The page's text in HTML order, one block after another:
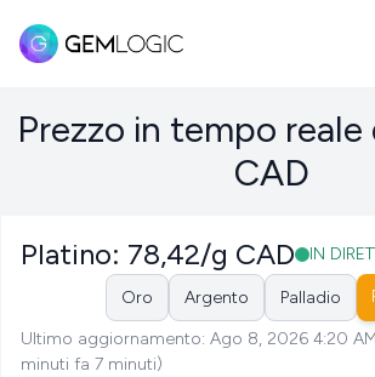
Prezzo in tempo
CAD
Platino: 78,42/g CAD IN
Oro Argento Palladio
Ultimo aggiornamento: Ago 8, 2026 4:20
minuti fa 7 minuti)